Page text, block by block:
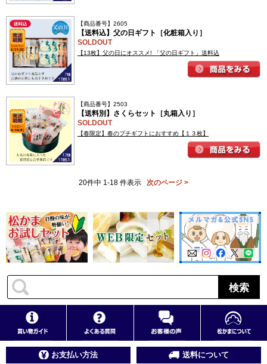
【商品番号】2605
【送料込】父の日ギフト［化粧箱入り］
SOLDOUT
【13枚】父の日にオススメ! 「父の日ギフト」送料込
【商品番号】2503
【送料別】さくらセット［丸箱入り］
SOLDOUT
【春限定】春のプチギフトにおすすめ【１３枚】
20件中 1-18 件表示 次のページ >
検索
お支払い方法 送料について